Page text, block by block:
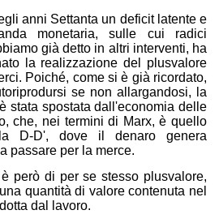
anni Settanta un deficit latente e
monetaria, sulle cui radici
già detto in altri interventi, ha
la realizzazione del plusvalore
Poiché, come si è già ricordato,
se non allargandosi, la
stata spostata dall'economia delle
, che, nei termini di Marx, è quello
D-D', dove il denaro genera
passare per la merce.
però di per se stesso plusvalore,
quantità di valore contenuta nel
dal lavoro.